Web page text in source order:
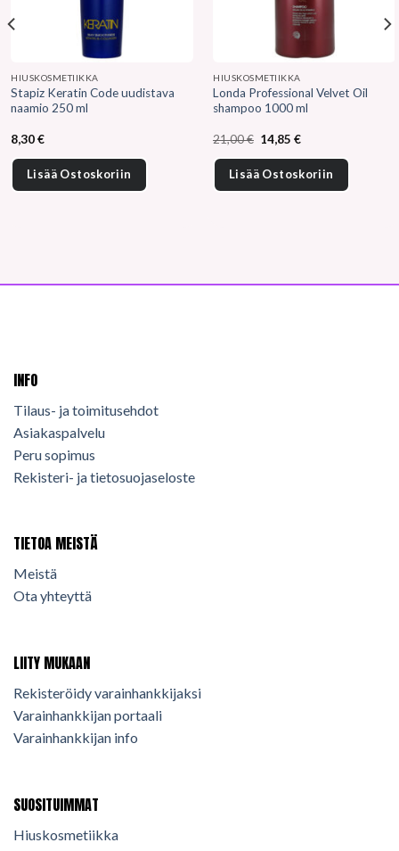
HIUSKOSMETIIKKA
Stapiz Keratin Code uudistava
naamio 250 ml
8,30€
Lisää Ostoskoriin
HIUSKOSMETIIKKA
Londa Professional Velvet Oil
shampoo 1000 ml
21,00€ Alkuperäinen
hinta
oli:
21,00 €.
14,85€Nykyinen
on:
14,85 €.
Lisää Ostoskoriin
INFO
Tilaus- ja toimitusehdot
Asiakaspalvelu
Peru sopimus
Rekisteri- ja tietosuojaseloste
TIETOA MEISTÄ
Meistä
Ota yhteyttä
LIITY MUKAAN
Rekisteröidy varainhankkijaksi
Varainhankkijan portaali
Varainhankkijan info
SUOSITUIMMAT
Hiuskosmetiikka